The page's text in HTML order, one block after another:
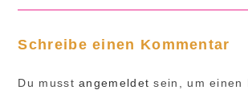
Schreibe einen Kommentar
Du musstangemeldet sein, um einen